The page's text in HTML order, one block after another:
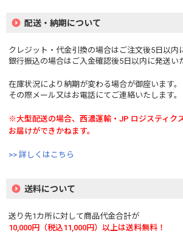
配送・納期について
クレジット・代金引換の場合はご注文後5日以内
銀行振込の場合はご入金確認後5日以内に発送い
在庫状況により納期が変わる場合が御座います。
その際メール又はお電話にてご連絡いたします。
※大型配送の場合、西濃運輸・JP ロジスティク
お届けができかねます。
>> 詳しくはこちら
送料について
送り先1カ所に対して商品代金合計が
10,000円（税込11,000円）以上は送料無料！